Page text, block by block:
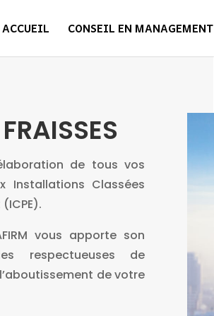
ACCUEIL CONSEIL EN MANAGEMENT
de tous vos
Installations Classées
vous apporte son
respectueuses de
de votre